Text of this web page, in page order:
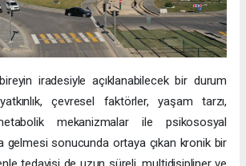
iradesiyle açıklanabilecek bir durum
çevresel faktörler, yaşam tarzı,
mekanizmalar ile psikososyal
gelmesi sonucunda ortaya çıkan kronik bir